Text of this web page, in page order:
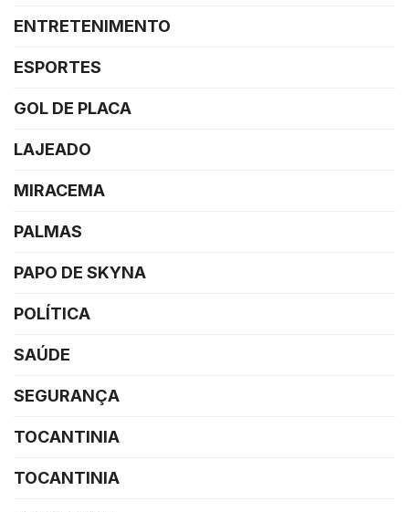
ENTRETENIMENTO
ESPORTES
GOL DE PLACA
LAJEADO
MIRACEMA
PALMAS
PAPO DE SKYNA
POLÍTICA
SAÚDE
SEGURANÇA
TOCANTINIA
TOCANTINIA